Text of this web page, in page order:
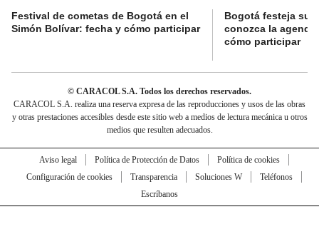
Festival de cometas de Bogotá en el
Simón Bolívar: fecha y cómo participar
Bogotá festeja su
conozca la
cómo participar
© CARACOL S.A. Todos los derechos reservados.
CARACOL S.A. realiza una reserva expresa de las reproducciones y usos de las obras
y otras prestaciones accesibles desde este sitio web a medios de lectura mecánica u otros
medios que resulten adecuados.
Aviso legal Política de Protección de Datos
Política de cookies
Configuración de cookies
Transparencia Soluciones W
Teléfonos
Escríbanos